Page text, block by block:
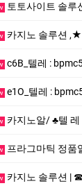
토토사이트 솔루
카지노 솔루션
c6B_텔레 :
e1O_텔레 :
카지노알/ ♣텔
프라그마틱 정
카지노 솔루션 |